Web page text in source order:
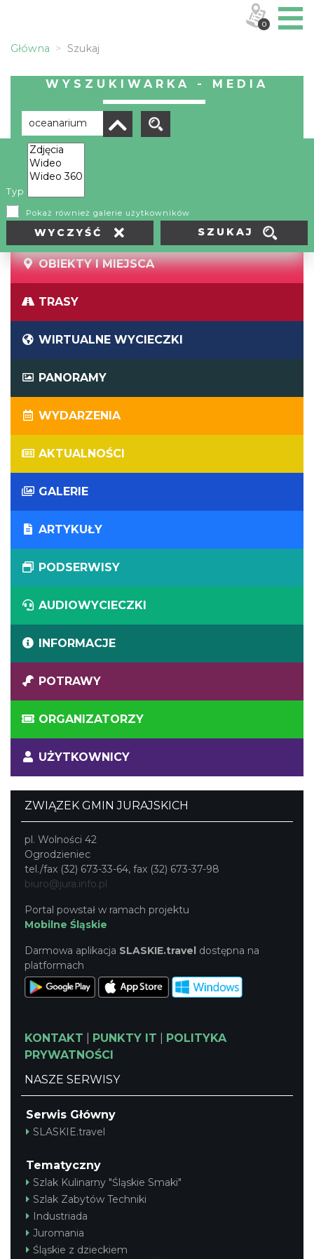
Główna Szukaj
WYSZUKIWARKA - MEDIA
Typ
Pokaż również galerie użytkowników
WYCZYŚĆ SZUKAJ
Brak wyników
OBIEKTY I MIEJSCA
TRASY
WIRTUALNE WYCIECZKI
PANORAMY
WYDARZENIA
AKTUALNOŚCI
GALERIE
ARTYKUŁY
PODSERWISY
AUDIOWYCIECZKI
INFORMACJE
POTRAWY
ORGANIZATORZY
UŻYTKOWNICY
ZWIĄZEK GMIN JURAJSKICH
pl. Wolności 42
Ogrodzieniec
tel./fax (32) 673-33-64, fax (32) 673-37-98
biuro@jura.info.pl
Portal powstał w ramach projektu
Mobilne Śląskie
Darmowa aplikacja SLASKIE.travel dostępna na
platformach
KONTAKT PUNKTY IT
POLITYKA
PRYWATNOŚCI
NASZE SERWISY
Serwis Główny
SLASKIE.travel
Tematyczny
Szlak Kulinarny "Śląskie Smaki"
Szlak Zabytów Techniki
Industriada
Juromania
Śląskie z dzieckiem
0